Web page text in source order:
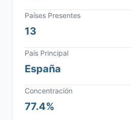
Países Presentes
13
País Principal
España
Concentración
77.4%